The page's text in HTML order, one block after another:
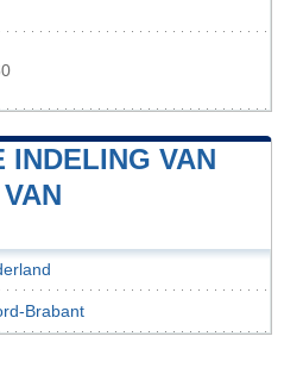
INDELING VAN
Brabant